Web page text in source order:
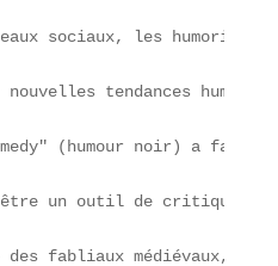
sociaux, les
tendances
(humour noir) a
un outil de critique
des fabliaux médiévaux,